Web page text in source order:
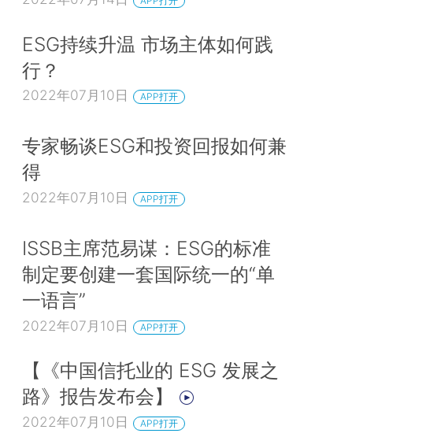
ESG持续升温 市场主体如何践
行？
2022年07月10日 APP打开
专家畅谈ESG和投资回报如何兼
得
2022年07月10日 APP打开
ISSB主席范易谋：ESG的标准
制定要创建一套国际统一的“单
一语言”
2022年07月10日 APP打开
【《中国信托业的 ESG 发展之
路》报告发布会】
2022年07月10日 APP打开